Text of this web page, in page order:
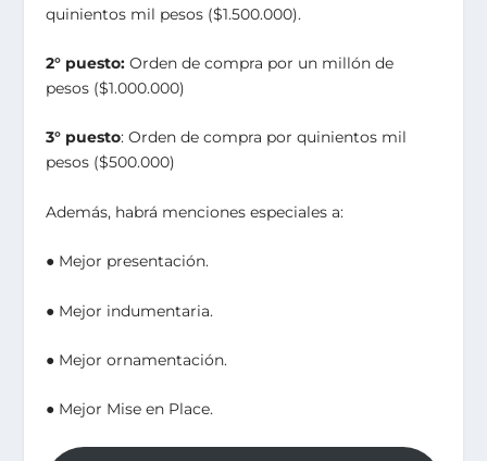
quinientos mil pesos ($1.500.000).
2° puesto: Orden de compra por un millón de
pesos ($1.000.000)
3° puesto: Orden de compra por quinientos mil
pesos ($500.000)
Además, habrá menciones especiales a:
● Mejor presentación.
● Mejor indumentaria.
● Mejor ornamentación.
● Mejor Mise en Place.